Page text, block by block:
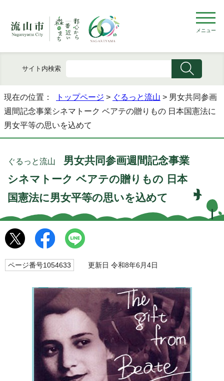
メニュー
サイト内検索
現在の位置： トップページ > ぐるっと流山 > 男女共同参画
週間記念事業シネマトーク ベアテの贈りもの 日本国憲法に
男女平等の思いを込めて
ぐるっと流山 男女共同参画週間記念事業
シネマトーク ベアテの贈りもの 日本
国憲法に男女平等の思いを込めて
ページ番号1054633 更新日 令和8年6月4日